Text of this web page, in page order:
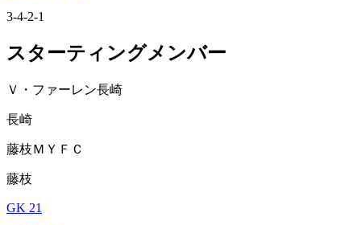
3-4-2-1
スターティングメンバー
Ｖ・ファーレン長崎
長崎
藤枝ＭＹＦＣ
藤枝
GK 21